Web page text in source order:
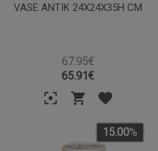
VASE ANTIK 24X24X35H CM
67.95€
65.91€
15.00%